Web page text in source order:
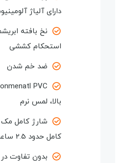
دارای آلیاژ آلومینیوم
استحکام کششی
ضد خم شدن
بالا، لمس نرم
شارژ کامل مک
کامل حدود 2.5 ساعت
بدون تفاوت در